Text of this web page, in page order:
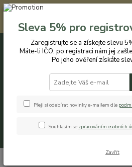
Registrovaným zákazníkům nabízíme
IČO, po registraci nám jej zašlete na
získáte slevu individuální.
CZK
+420 774 544 973
Sleva 5% pro
Zaregistrujte se a získejte slevu
Máte-li IČO, po registraci nám jej
Po jeho ověření získáte
Přeji si odebírat novinky e-mailem dle
Souhlasím se zpracováním osobních
Zavřít